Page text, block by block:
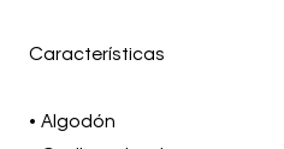
Características
• Algodón